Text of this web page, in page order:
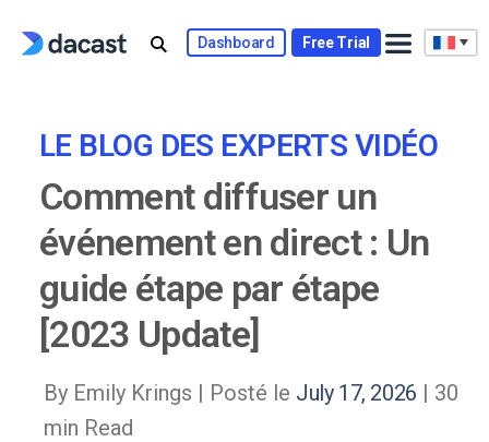
Dashboard Free Trial
LE BLOG DES EXPERTS VIDÉO
Comment diffuser un
événement en direct : Un
guide étape par étape
[2023 Update]
By Emily Krings | Posté le July 17, 2026 | 30
min Read